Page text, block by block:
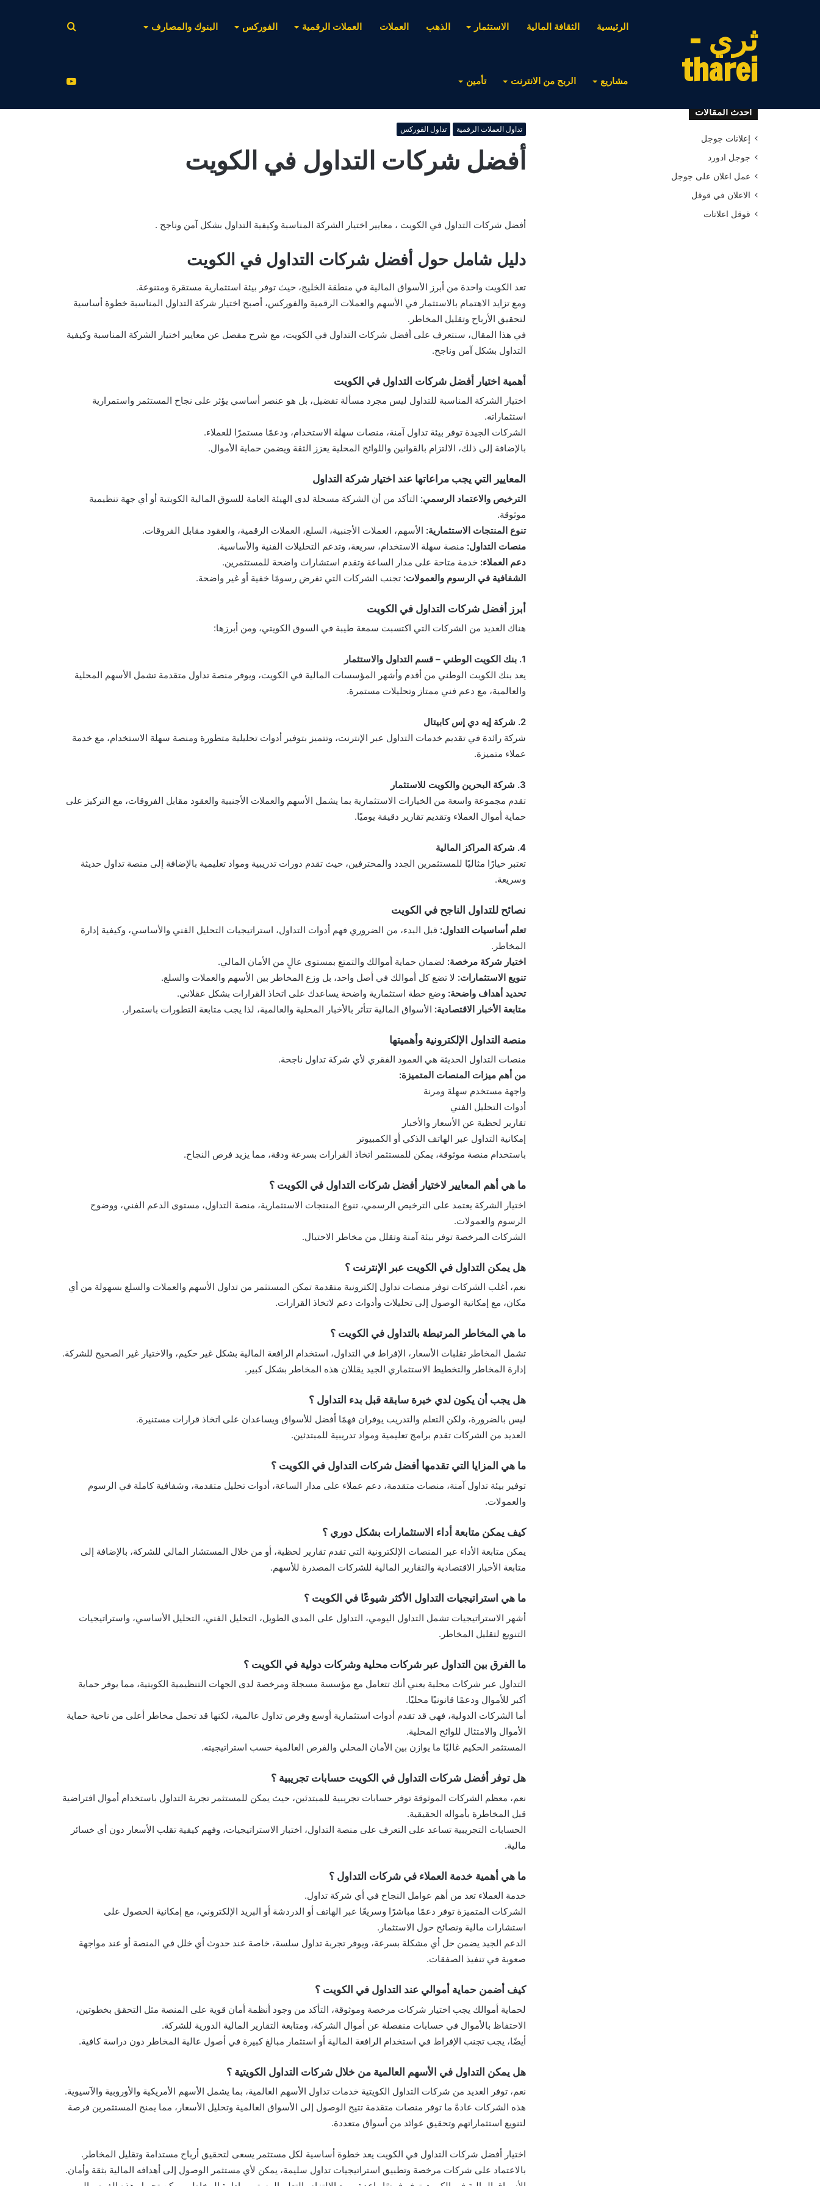
ثري -
tharei
الرئيسية الثقافة المالية الاستثمار الذهب العملات العملات الرقمية الفوركس البنوك والمصارف
مشاريع الربح من الانترنت تأمين عن
تداول العملات الرقمية تداول الفوركس
أفضل شركات التداول في الكويت
أفضل شركات التداول في الكويت ، معايير اختيار الشركة المناسبة وكيفية التداول بشكل آمن وناجح .
دليل شامل حول أفضل شركات التداول في الكويت
تعد الكويت واحدة من أبرز الأسواق المالية في منطقة الخليج، حيث توفر بيئة استثمارية مستقرة ومتنوعة.
ومع تزايد الاهتمام بالاستثمار في الأسهم والعملات الرقمية والفوركس، أصبح اختيار شركة التداول المناسبة خطوة أساسية
لتحقيق الأرباح وتقليل المخاطر.
في هذا المقال، سنتعرف على أفضل شركات التداول في الكويت، مع شرح مفصل عن معايير اختيار الشركة المناسبة وكيفية
التداول بشكل آمن وناجح.
أهمية اختيار أفضل شركات التداول في الكويت
اختيار الشركة المناسبة للتداول ليس مجرد مسألة تفضيل، بل هو عنصر أساسي يؤثر على نجاح المستثمر واستمرارية
استثماراته.
الشركات الجيدة توفر بيئة تداول آمنة، منصات سهلة الاستخدام، ودعمًا مستمرًا للعملاء.
بالإضافة إلى ذلك، الالتزام بالقوانين واللوائح المحلية يعزز الثقة ويضمن حماية الأموال.
المعايير التي يجب مراعاتها عند اختيار شركة التداول
الترخيص والاعتماد الرسمي: التأكد من أن الشركة مسجلة لدى الهيئة العامة للسوق المالية الكويتية أو أي جهة تنظيمية
موثوقة.
تنوع المنتجات الاستثمارية: الأسهم، العملات الأجنبية، السلع، العملات الرقمية، والعقود مقابل الفروقات.
منصات التداول: منصة سهلة الاستخدام، سريعة، وتدعم التحليلات الفنية والأساسية.
دعم العملاء: خدمة متاحة على مدار الساعة وتقدم استشارات واضحة للمستثمرين.
الشفافية في الرسوم والعمولات: تجنب الشركات التي تفرض رسومًا خفية أو غير واضحة.
أبرز أفضل شركات التداول في الكويت
هناك العديد من الشركات التي اكتسبت سمعة طيبة في السوق الكويتي، ومن أبرزها:
1. بنك الكويت الوطني – قسم التداول والاستثمار
يعد بنك الكويت الوطني من أقدم وأشهر المؤسسات المالية في الكويت، ويوفر منصة تداول متقدمة تشمل الأسهم المحلية
والعالمية، مع دعم فني ممتاز وتحليلات مستمرة.
2. شركة إيه دي إس كابيتال
شركة رائدة في تقديم خدمات التداول عبر الإنترنت، وتتميز بتوفير أدوات تحليلية متطورة ومنصة سهلة الاستخدام، مع خدمة
عملاء متميزة.
3. شركة البحرين والكويت للاستثمار
تقدم مجموعة واسعة من الخيارات الاستثمارية بما يشمل الأسهم والعملات الأجنبية والعقود مقابل الفروقات، مع التركيز على
حماية أموال العملاء وتقديم تقارير دقيقة يوميًا.
4. شركة المراكز المالية
تعتبر خيارًا مثاليًا للمستثمرين الجدد والمحترفين، حيث تقدم دورات تدريبية ومواد تعليمية بالإضافة إلى منصة تداول حديثة
وسريعة.
نصائح للتداول الناجح في الكويت
تعلم أساسيات التداول: قبل البدء، من الضروري فهم أدوات التداول، استراتيجيات التحليل الفني والأساسي، وكيفية إدارة
المخاطر.
اختيار شركة مرخصة: لضمان حماية أموالك والتمتع بمستوى عالٍ من الأمان المالي.
تنويع الاستثمارات: لا تضع كل أموالك في أصل واحد، بل وزع المخاطر بين الأسهم والعملات والسلع.
تحديد أهداف واضحة: وضع خطة استثمارية واضحة يساعدك على اتخاذ القرارات بشكل عقلاني.
متابعة الأخبار الاقتصادية: الأسواق المالية تتأثر بالأخبار المحلية والعالمية، لذا يجب متابعة التطورات باستمرار.
منصة التداول الإلكترونية وأهميتها
منصات التداول الحديثة هي العمود الفقري لأي شركة تداول ناجحة.
من أهم ميزات المنصات المتميزة:
واجهة مستخدم سهلة ومرنة
أدوات التحليل الفني
تقارير لحظية عن الأسعار والأخبار
إمكانية التداول عبر الهاتف الذكي أو الكمبيوتر
باستخدام منصة موثوقة، يمكن للمستثمر اتخاذ القرارات بسرعة ودقة، مما يزيد فرص النجاح.
ما هي أهم المعايير لاختيار أفضل شركات التداول في الكويت ؟
اختيار الشركة يعتمد على الترخيص الرسمي، تنوع المنتجات الاستثمارية، منصة التداول، مستوى الدعم الفني، ووضوح
الرسوم والعمولات.
الشركات المرخصة توفر بيئة آمنة وتقلل من مخاطر الاحتيال.
هل يمكن التداول في الكويت عبر الإنترنت ؟
نعم، أغلب الشركات توفر منصات تداول إلكترونية متقدمة تمكن المستثمر من تداول الأسهم والعملات والسلع بسهولة من أي
مكان، مع إمكانية الوصول إلى تحليلات وأدوات دعم لاتخاذ القرارات.
ما هي المخاطر المرتبطة بالتداول في الكويت ؟
تشمل المخاطر تقلبات الأسعار، الإفراط في التداول، استخدام الرافعة المالية بشكل غير حكيم، والاختيار غير الصحيح للشركة.
إدارة المخاطر والتخطيط الاستثماري الجيد يقللان هذه المخاطر بشكل كبير.
هل يجب أن يكون لدي خبرة سابقة قبل بدء التداول ؟
ليس بالضرورة، ولكن التعلم والتدريب يوفران فهمًا أفضل للأسواق ويساعدان على اتخاذ قرارات مستنيرة.
العديد من الشركات تقدم برامج تعليمية ومواد تدريبية للمبتدئين.
ما هي المزايا التي تقدمها أفضل شركات التداول في الكويت ؟
توفير بيئة تداول آمنة، منصات متقدمة، دعم عملاء على مدار الساعة، أدوات تحليل متقدمة، وشفافية كاملة في الرسوم
والعمولات.
كيف يمكن متابعة أداء الاستثمارات بشكل دوري ؟
يمكن متابعة الأداء عبر المنصات الإلكترونية التي تقدم تقارير لحظية، أو من خلال المستشار المالي للشركة، بالإضافة إلى
متابعة الأخبار الاقتصادية والتقارير المالية للشركات المصدرة للأسهم.
ما هي استراتيجيات التداول الأكثر شيوعًا في الكويت ؟
أشهر الاستراتيجيات تشمل التداول اليومي، التداول على المدى الطويل، التحليل الفني، التحليل الأساسي، واستراتيجيات
التنويع لتقليل المخاطر.
ما الفرق بين التداول عبر شركات محلية وشركات دولية في الكويت ؟
التداول عبر شركات محلية يعني أنك تتعامل مع مؤسسة مسجلة ومرخصة لدى الجهات التنظيمية الكويتية، مما يوفر حماية
أكبر للأموال ودعمًا قانونيًا محليًا.
أما الشركات الدولية، فهي قد تقدم أدوات استثمارية أوسع وفرص تداول عالمية، لكنها قد تحمل مخاطر أعلى من ناحية حماية
الأموال والامتثال للوائح المحلية.
المستثمر الحكيم غالبًا ما يوازن بين الأمان المحلي والفرص العالمية حسب استراتيجيته.
هل توفر أفضل شركات التداول في الكويت حسابات تجريبية ؟
نعم، معظم الشركات الموثوقة توفر حسابات تجريبية للمبتدئين، حيث يمكن للمستثمر تجربة التداول باستخدام أموال افتراضية
قبل المخاطرة بأمواله الحقيقية.
الحسابات التجريبية تساعد على التعرف على منصة التداول، اختبار الاستراتيجيات، وفهم كيفية تقلب الأسعار دون أي خسائر
مالية.
ما هي أهمية خدمة العملاء في شركات التداول ؟
خدمة العملاء تعد من أهم عوامل النجاح في أي شركة تداول.
الشركات المتميزة توفر دعمًا مباشرًا وسريعًا عبر الهاتف أو الدردشة أو البريد الإلكتروني، مع إمكانية الحصول على
استشارات مالية ونصائح حول الاستثمار.
الدعم الجيد يضمن حل أي مشكلة بسرعة، ويوفر تجربة تداول سلسة، خاصة عند حدوث أي خلل في المنصة أو عند مواجهة
صعوبة في تنفيذ الصفقات.
كيف أضمن حماية أموالي عند التداول في الكويت ؟
لحماية أموالك يجب اختيار شركات مرخصة وموثوقة، التأكد من وجود أنظمة أمان قوية على المنصة مثل التحقق بخطوتين،
الاحتفاظ بالأموال في حسابات منفصلة عن أموال الشركة، ومتابعة التقارير المالية الدورية للشركة.
أيضًا، يجب تجنب الإفراط في استخدام الرافعة المالية أو استثمار مبالغ كبيرة في أصول عالية المخاطر دون دراسة كافية.
هل يمكن التداول في الأسهم العالمية من خلال شركات التداول الكويتية ؟
نعم، توفر العديد من شركات التداول الكويتية خدمات تداول الأسهم العالمية، بما يشمل الأسهم الأمريكية والأوروبية والآسيوية.
هذه الشركات عادةً ما توفر منصات متقدمة تتيح الوصول إلى الأسواق العالمية وتحليل الأسعار، مما يمنح المستثمرين فرصة
لتنويع استثماراتهم وتحقيق عوائد من أسواق متعددة.
اختيار أفضل شركات التداول في الكويت يعد خطوة أساسية لكل مستثمر يسعى لتحقيق أرباح مستدامة وتقليل المخاطر.
بالاعتماد على شركات مرخصة وتطبيق استراتيجيات تداول سليمة، يمكن لأي مستثمر الوصول إلى أهدافه المالية بثقة وأمان.
أحدث المقالات
إعلانات جوجل
جوجل ادورد
عمل اعلان على جوجل
الاعلان في قوقل
قوقل اعلانات